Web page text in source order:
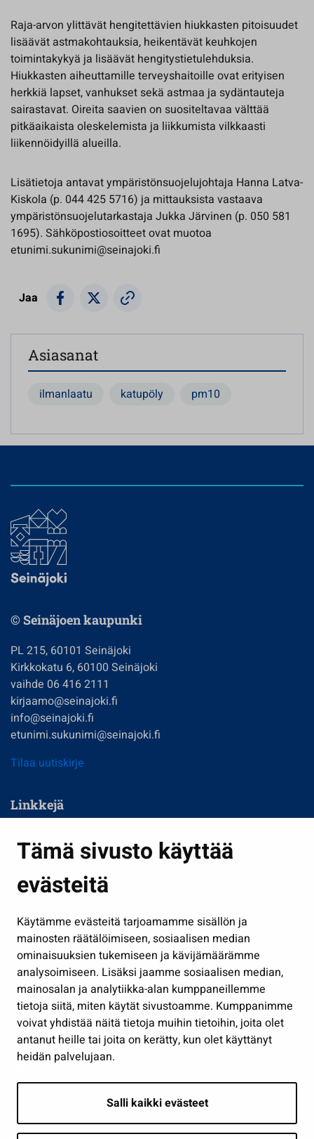
Tämä sivusto käyttää
evästeitä
Käytämme evästeitä tarjoamamme sisällön ja
mainosten räätälöimiseen, sosiaalisen median
ominaisuuksien tukemiseen ja kävijämäärämme
analysoimiseen. Lisäksi jaamme sosiaalisen median,
mainosalan ja analytiikka-alan kumppaneillemme
tietoja siitä, miten käytät sivustoamme. Kumppanimme
voivat yhdistää näitä tietoja muihin tietoihin, joita olet
antanut heille tai joita on kerätty, kun olet käyttänyt
heidän palvelujaan.
Salli kaikki evästeet
Raja-arvon ylittävät hengitettävien hiukkasten pitoisuudet
lisäävät astmakohtauksia, heikentävät keuhkojen
toimintakykyä ja lisäävät hengitystietulehduksia.
Hiukkasten aiheuttamille terveyshaitoille ovat erityisen
herkkiä lapset, vanhukset sekä astmaa ja sydäntauteja
sairastavat. Oireita saavien on suositeltavaa välttää
pitkäaikaista oleskelemista ja liikkumista vilkkaasti
liikennöidyillä alueilla.
Lisätietoja antavat ympäristönsuojelujohtaja Hanna Latva-
Kiskola (p. 044 425 5716) ja mittauksista vastaava
ympäristönsuojelutarkastaja Jukka Järvinen (p. 050 581
1695). Sähköpostiosoitteet ovat muotoa
etunimi.sukunimi@seinajoki.fi
Jaa
Asiasanat
ilmanlaatu katupöly pm10
© Seinäjoen kaupunki
PL 215, 60101 Seinäjoki
Kirkkokatu 6, 60100 Seinäjoki
vaihde 06 416 2111
kirjaamo@seinajoki.fi
info@seinajoki.fi
etunimi.sukunimi@seinajoki.fi
Tilaa uutiskirje
Linkkejä
Kasvatus ja opetus
Kulttuuri ja liikunta
Työ ja yrittäminen
Osallistu ja asioi
Näytä omat evästeasetukseni
Seuraa meitä